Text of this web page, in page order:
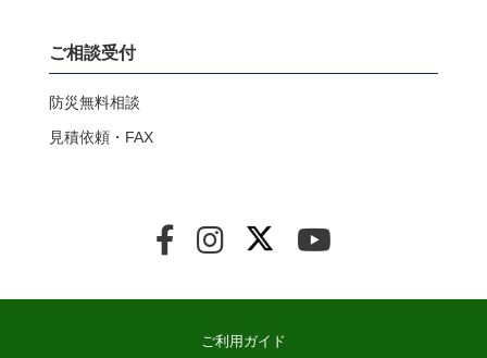
ご相談受付
防災無料相談
見積依頼・FAX
ご利用ガイド